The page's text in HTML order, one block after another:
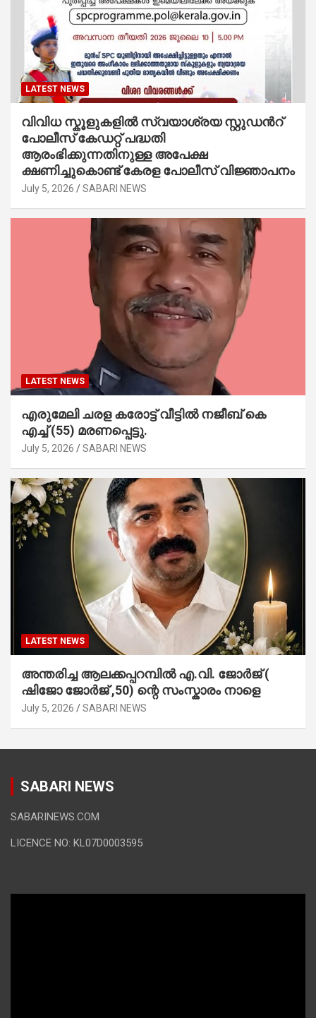
LATEST NEWS
വിവിധ സ്കൂളുകളില്‍ സ്വയാശ്രയ സ്റ്റുഡന്‍റ്
പോലീസ് കേഡറ്റ് പദ്ധതി
ആരംഭിക്കുന്നതിനുള്ള അപേക്ഷ
ക്ഷണിച്ചുകൊണ്ട് കേരള പോലീസ് വിജ്ഞാപനം
July 5, 2026 SABARI NEWS
LATEST NEWS
എരുമേലി ചരള കരോട്ട് വീട്ടിൽ നജീബ് കെ
എച്ച് (55) മരണപ്പെട്ടു.
July 5, 2026 SABARI NEWS
LATEST NEWS
അന്തരിച്ച ആ​ല​ക്ക​പ്പ​റമ്പിൽ​ എ.​വി. ജോ​ർ​ജ് (
ഷിജോ ജോർജ് ,50) ന്റെ സംസ്കാരം നാളെ
July 5, 2026 SABARI NEWS
SABARI NEWS
SABARINEWS.COM
LICENCE NO: KL07D0003595